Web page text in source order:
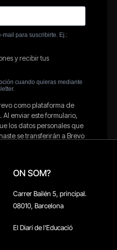
ON SOM?
Carrer Bailén 5, principal.
08010, Barcelona
El Diari de l'Educació